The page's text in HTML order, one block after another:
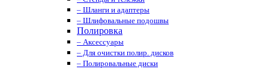
– Шланги и адаптеры
– Шлифовальные подошвы
Полировка
– Аксессуары
– Для очистки полир. дисков
– Полировальные диски